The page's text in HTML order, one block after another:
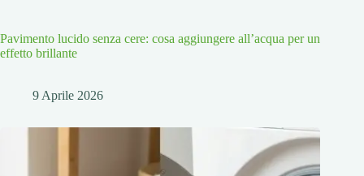
Pavimento lucido senza cere: cosa aggiungere all’acqua per un
effetto brillante
9 Aprile 2026